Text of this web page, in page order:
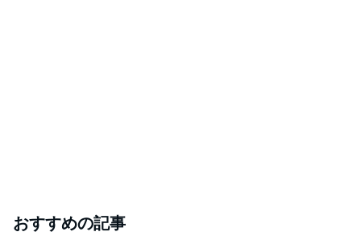
おすすめの記事